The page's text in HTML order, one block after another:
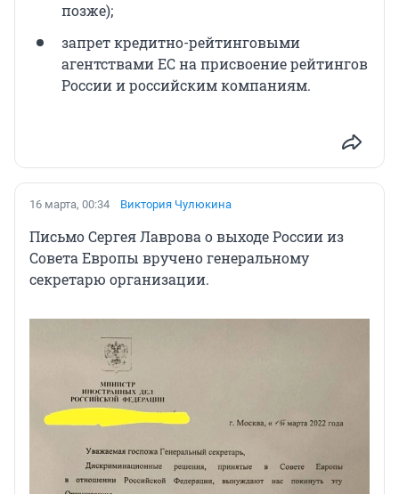
позже);
запрет кредитно-рейтинговыми
агентствами ЕС на присвоение рейтингов
России и российским компаниям.
16 марта, 00:34 Виктория Чулюкина
Письмо Сергея Лаврова о выходе России из
Совета Европы вручено генеральному
секретарю организации.